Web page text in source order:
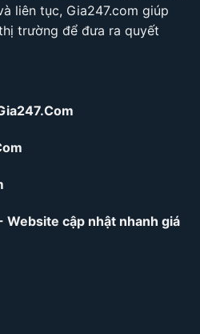
liên tục, Gia247.com giúp
trường để đưa ra quyết
cập nhật nhanh giá